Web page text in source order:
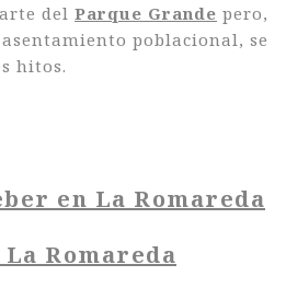
del Parque Grande pero,
poblacional, se
hitos.
en La Romareda
Romareda